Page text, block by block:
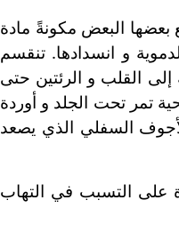
البعض مكونةً مادة
و انسدادها. تنقسم
إلى القلب و الرئتين حتى
تمر تحت الجلد و أوردة
السفلي الذي يصعد
على التسبب في التهاب